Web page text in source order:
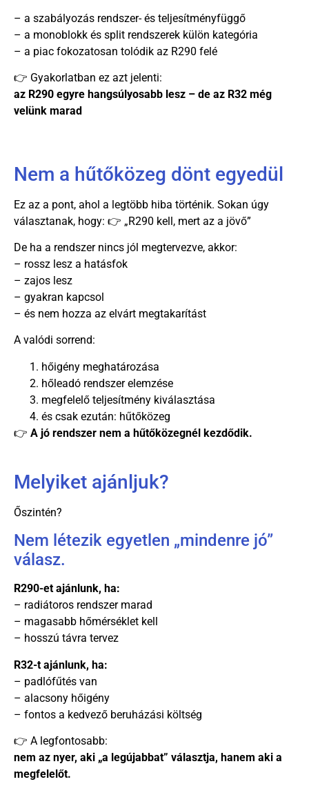
– a szabályozás rendszer- és teljesítményfüggő
– a monoblokk és split rendszerek külön kategória
– a piac fokozatosan tolódik az R290 felé
👉 Gyakorlatban ez azt jelenti:
az R290 egyre hangsúlyosabb lesz – de az R32 még
velünk marad
Nem a hűtőközeg dönt egyedül
Ez az a pont, ahol a legtöbb hiba történik. Sokan úgy
választanak, hogy: 👉 „R290 kell, mert az a jövő”
De ha a rendszer nincs jól megtervezve, akkor:
– rossz lesz a hatásfok
– zajos lesz
– gyakran kapcsol
– és nem hozza az elvárt megtakarítást
A valódi sorrend:
hőigény meghatározása
hőleadó rendszer elemzése
megfelelő teljesítmény kiválasztása
és csak ezután: hűtőközeg
👉 A jó rendszer nem a hűtőközegnél kezdődik.
Melyiket ajánljuk?
Őszintén?
Nem létezik egyetlen „mindenre jó”
válasz.
R290-et ajánlunk, ha:
– radiátoros rendszer marad
– magasabb hőmérséklet kell
– hosszú távra tervez
R32-t ajánlunk, ha:
– padlófűtés van
– alacsony hőigény
– fontos a kedvező beruházási költség
👉 A legfontosabb:
nem az nyer, aki „a legújabbat” választja, hanem aki a
megfelelőt.